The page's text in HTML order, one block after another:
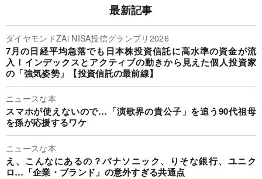
最新記事
ダイヤモンドZAi NISA投信グランプリ2026
7月の日経平均急落でも日本株投資信託に高水準の資金が流
入！インデックスとアクティブの動きから見えた個人投資家
の「強気姿勢」【投資信託の最前線】
ニュースな本
スマホが使えないので…「演歌界の貴公子」を追う90代祖母
を孫が応援するワケ
ニュースな本
え、こんなにあるの？パナソニック、りそな銀行、ユニク
ロ…「企業・ブランド」の意外すぎる共通点